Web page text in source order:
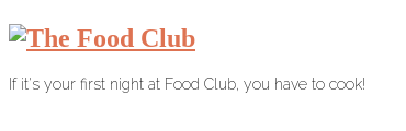
If it's your first night at Food Club, you have to cook!